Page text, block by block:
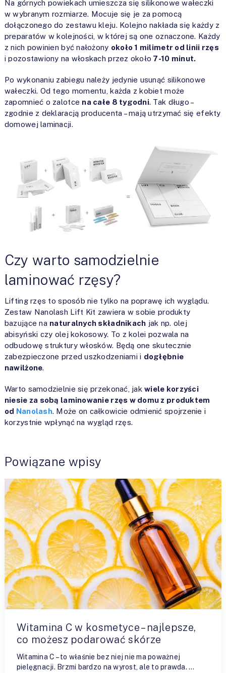
Na górnych powiekach umieszcza się silikonowe wałeczki
w wybranym rozmiarze. Mocuje się je za pomocą
dołączonego do zestawu kleju. Kolejno nakłada się każdy z
preparatów w kolejności, w której są one oznaczone. Każdy
z nich powinien być nałożony około 1 milimetr od linii rzęs
i pozostawiony na włoskach przez około 7-10 minut.
Po wykonaniu zabiegu należy jedynie usunąć silikonowe
wałeczki. Od tego momentu, każda z kobiet może
zapomnieć o zalotce na całe 8 tygodni. Tak długo –
zgodnie z deklaracją producenta – mają utrzymać się efekty
domowej laminacji.
Czy warto samodzielnie
laminować rzęsy?
Lifting rzęs to sposób nie tylko na poprawę ich wyglądu.
Zestaw Nanolash Lift Kit zawiera w sobie produkty
bazujące na naturalnych składnikach jak np. olej
abisyński czy olej kokosowy. To z kolei pozwala na
odbudowę struktury włosków. Będą one skutecznie
zabezpieczone przed uszkodzeniami i dogłębnie
nawilżone.
Warto samodzielnie się przekonać, jakwiele korzyści
niesie za sobą laminowanie rzęs w domu z produktem
od Nanolash. Może on całkowicie odmienić spojrzenie i
korzystnie wpłynąć na wygląd rzęs.
Powiązane wpisy
Witamina C w kosmetyce – najlepsze,
co możesz podarować skórze
Witamina C – to właśnie bez niej nie ma poważnej
pielęgnacji. Brzmi bardzo na wyrost, ale to prawda. …